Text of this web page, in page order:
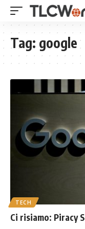
Tag: google
TECH
Ci risiamo: Piracy